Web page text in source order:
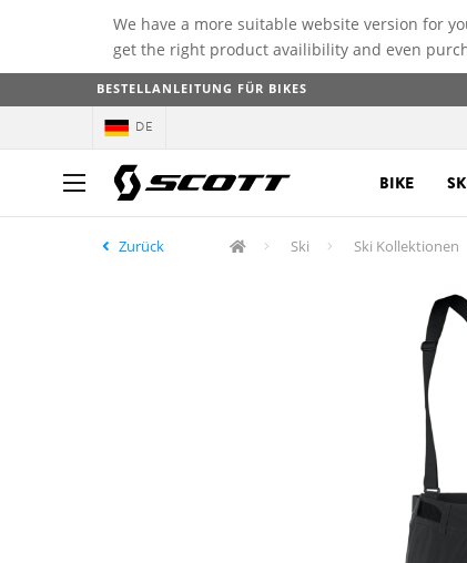
We have a more suitable website version for
get the right product availibility and even
BESTELLANLEITUNG FÜR BIKES
DE
BIKE
Zurück Ski Ski Kollektionen